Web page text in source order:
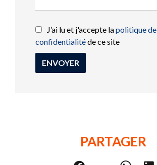
J’ai lu et j'accepte lapolitique de
confidentialitéde ce site
ENVOYER
PARTAGER